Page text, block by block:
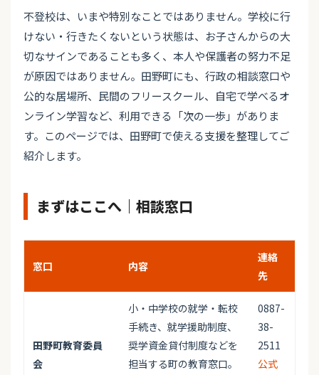
不登校は、いまや特別なことではありません。学校に行
けない・行きたくないという状態は、お子さんからの大
切なサインであることも多く、本人や保護者の努力不足
が原因ではありません。田野町にも、行政の相談窓口や
公的な居場所、民間のフリースクール、自宅で学べるオ
ンライン学習など、利用できる「次の一歩」がありま
す。このページでは、田野町で使える支援を整理してご
紹介します。
まずはここへ｜相談窓口
窓口 内容
連絡
先
田野町教育委員
会
小・中学校の就学・転校
手続き、就学援助制度、
奨学資金貸付制度などを
担当する町の教育窓口。
0887-
38-
2511
公式